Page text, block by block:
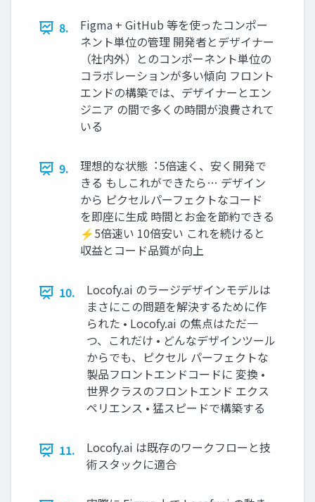
8.
Figma + GitHub 等を使ったコンポー
ネント単位の管理 開発者とデザイナー
（社内外）とのコンポーネント単位の
コラボレーションが多い傾向 フロント
エンドの構築では、デザイナーとエン
ジニア の間で多くの時間が浪費されて
いる
9.
理想的な状態︓5倍速く、安く開発で
きる もしこれができたら… デザイン
から ピクセルパーフェクトなコード
を即座に⽣成 時間とお⾦を節約できる
⚡5倍速い 10倍安い これを続けると
収益とコード品質が向上
10.
Locofy.ai のラージデザインモデルは
まさにこの問題を解決するために作
られた • Locofy.ai の焦点はただ⼀
つ、これだけ • どんなデザインツール
からでも、ピクセル パーフェクトな
製品フロントエンドコードに 変換 •
世界クラスのフロントエンド エクス
ペリエンス • 猛スピードで構築する
11.
Locofy.ai は既存のワークフローと技
術スタックに適合